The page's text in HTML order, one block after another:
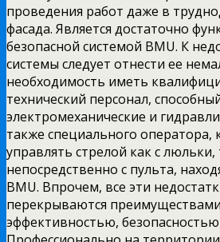
проведения работ даже в
фасада. Является достаточно
безопасной системой BMU. К
системы следует отнести ее
необходимость иметь
технический персонал,
электромеханические и
также специального
управлять стрелой как с люльки,
непосредственно с пульта,
BMU. Впрочем, все эти
перекрываются
эффективностью,